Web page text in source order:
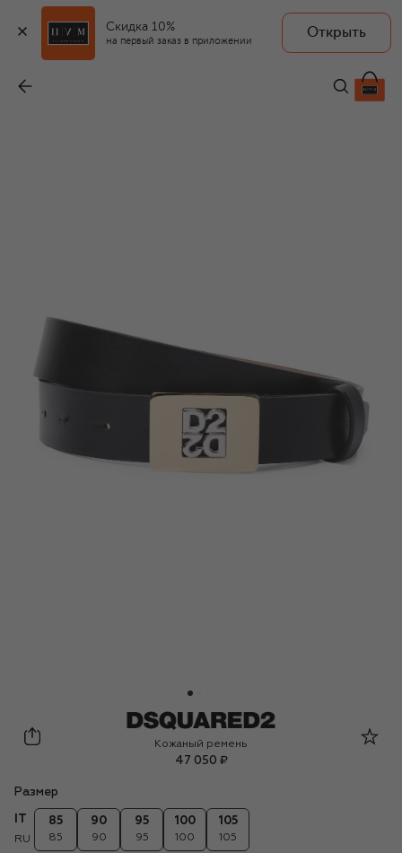
Скидка 10%
на первый заказ в приложении
Открыть
47 050 ₽
Dsquared2
Кожаный ремень
47 050 ₽
Размер
RU
85
85
90
90
95
95
100
100
105
105